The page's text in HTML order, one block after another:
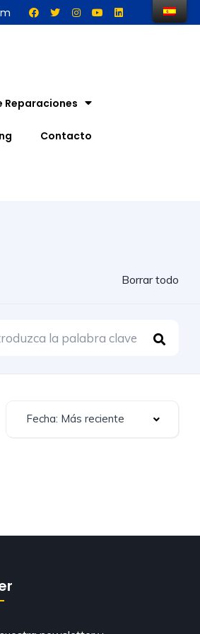
Reparaciones
Contacto
Borrar todo
Fecha: Más reciente